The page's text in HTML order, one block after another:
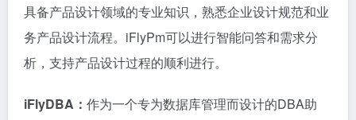
具备产品设计领域的专业知识，熟悉企业设计规范和业
务产品设计流程。iFlyPm可以进行智能问答和需求分
析，支持产品设计过程的顺利进行。
iFlyDBA： 作为一个专为数据库管理而设计的DBA助